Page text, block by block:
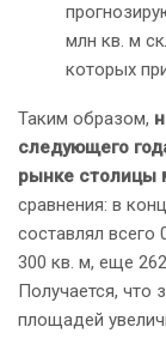
млн кв. м
которых
Таким образом,
следующего
рынке столицы
сравнения: в
составлял всего
300 кв. м, еще
Получается,
площадей